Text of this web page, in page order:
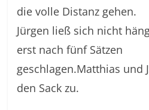
die volle Distanz gehen.
Jürgen ließ sich nicht
erst nach fünf Sätzen
geschlagen.Matthias und
den Sack zu.